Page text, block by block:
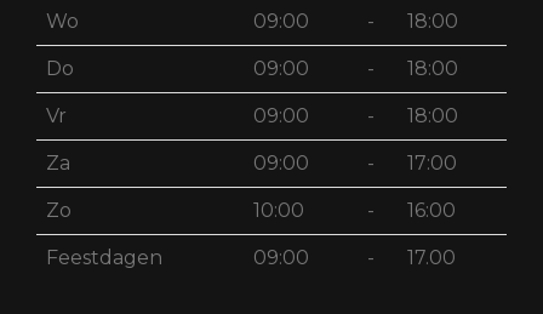
Wo 09:00 - 18:00
Do 09:00 - 18:00
Vr 09:00 - 18:00
Za 09:00 - 17:00
Zo 10:00 - 16:00
Feestdagen 09:00 - 17.00